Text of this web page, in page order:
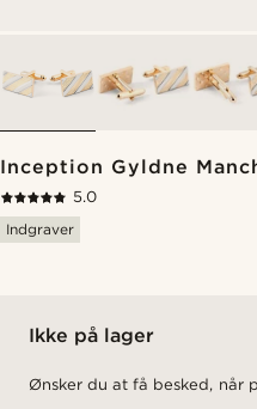
Inception Gyldne
5.0
Indgraver
Ikke på lager
Ønsker du at få besked, når